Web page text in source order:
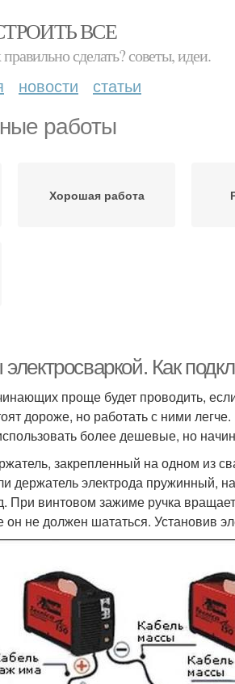
ВСЕ
сделать? советы, идеи.
новости статьи
работы
Хорошая работа
Как
проще будет проводить,
дороже, но работать с ними
более дешевые, но
закрепленный на одном из
держатель электрода пружинный,
При винтовом зажиме ручка
не должен шататься. Установив